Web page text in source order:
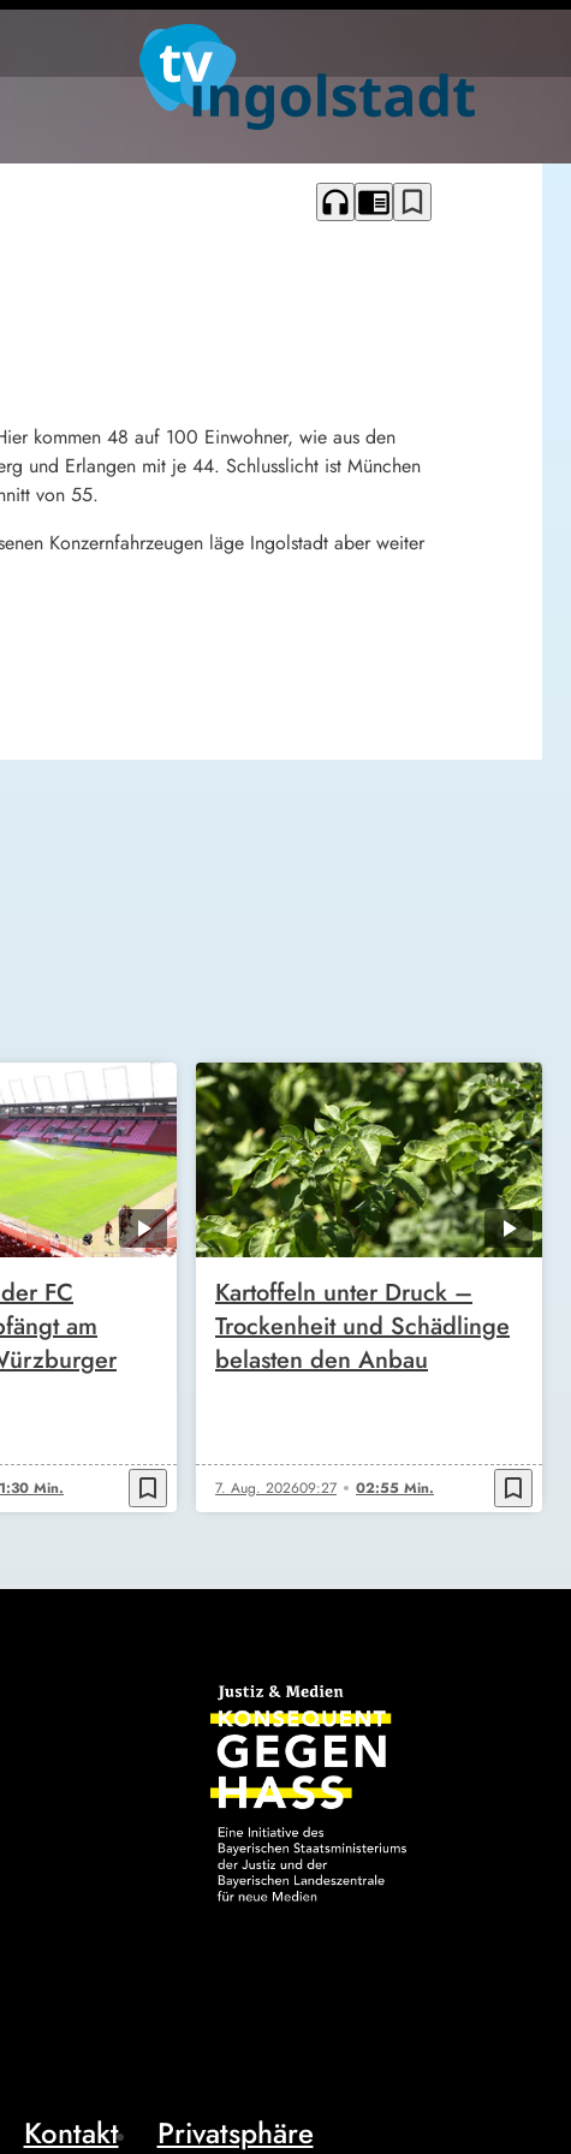
headphones chrome_reader_mode bookmark_border
kommen 48 auf 100 Einwohner, wie aus den
und Erlangen mit je 44. Schlusslicht ist München
von 55.
Konzernfahrzeugen läge Ingolstadt aber weiter
FC
am
Min. bookmark_border
Kartoffeln unter Druck –
Trockenheit und Schädlinge
belasten den Anbau
7. Aug. 202609:27 02:55 Min. bookmark_border
Kontakt Privatsphäre